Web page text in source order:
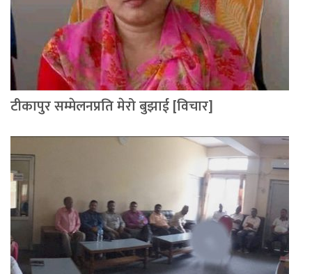
टीकापुर सम्मेलनप्रति मेरो बुझाई [विचार]